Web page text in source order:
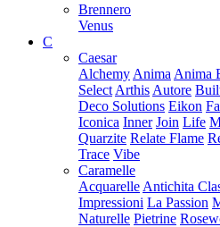
Brennero
Venus
C
Caesar
Alchemy Anima Anima
Select Arthis Autore
Deco Solutions Eikon
Iconica Inner Join Life
Quarzite Relate Flame
Trace Vibe
Caramelle
Acquarelle Antichita
Impressioni La Passion
Naturelle Pietrine